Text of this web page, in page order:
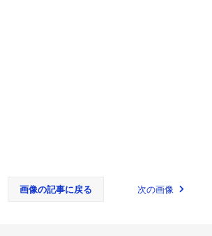
画像の記事に戻る 次の画像